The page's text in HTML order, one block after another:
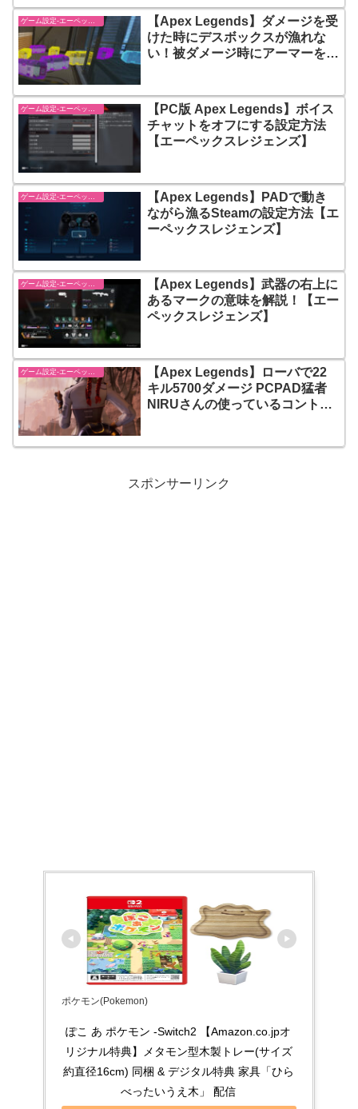
ゲーム設定-エーペックスレジェンズ【apex-legends】
【Apex Legends】ダメージを受
けた時にデスボックスが漁れな
い！被ダメージ時にアーマーを抜
ゲーム設定-エーペックスレジェンズ【apex-legends】
【PC版 Apex Legends】ボイス
チャットをオフにする設定方法
【エーペックスレジェンズ】
【Apex Legends】PADで動き
ながら漁るSteamの設定方法【エ
ーペックスレジェンズ】
ゲーム設定-エーペックスレジェンズ【apex-legends】
【Apex Legends】武器の右上に
あるマークの意味を解説！【エー
ペックスレジェンズ】
ゲーム設定-エーペックスレジェンズ【apex-legends】
【Apex Legends】ローバで22
キル5700ダメージ PCPAD猛者
NIRUさんの使っているコントロ
ズ】
スポンサーリンク
ポケモン(Pokemon)
ぽこ あ ポケモン -Switch2 【Amazon.co.jpオ
リジナル特典】メタモン型木製トレー(サイズ
約直径16cm) 同梱 & デジタル特典 家具「ひら
べったいうえ木」 配信